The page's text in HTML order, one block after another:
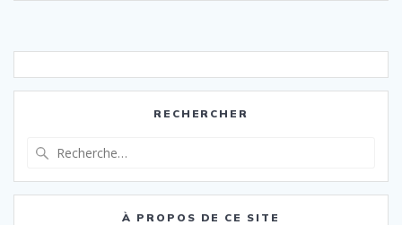
RECHERCHER
:
À PROPOS DE CE SITE